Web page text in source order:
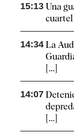
15:13 Una
cuartel
14:34 La
[...]
14:07
[...]